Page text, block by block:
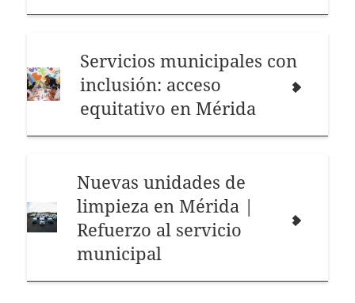
Servicios municipales con
inclusión: acceso
equitativo en Mérida
Nuevas unidades de
limpieza en Mérida |
Refuerzo al servicio
municipal